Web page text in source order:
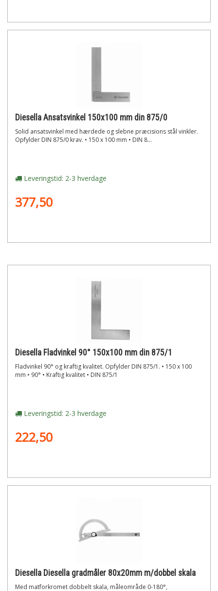
Diesella Ansatsvinkel 150x100 mm din 875/0
Solid ansatsvinkel med hærdede og slebne præcisions stål vinkler.
Opfylder DIN 875/0 krav. • 150 x 100 mm • DIN 8...
Leveringstid: 2-3 hverdage
377,50
Diesella Fladvinkel 90° 150x100 mm din 875/1
Fladvinkel 90° og kraftig kvalitet. Opfylder DIN 875/1. • 150 x 100
mm • 90° • Kraftig kvalitet • DIN 875/1
Leveringstid: 2-3 hverdage
222,50
Diesella Diesella gradmåler 80x20mm m/dobbel skala
Med matforkromet dobbelt skala, måleområde 0-180°,